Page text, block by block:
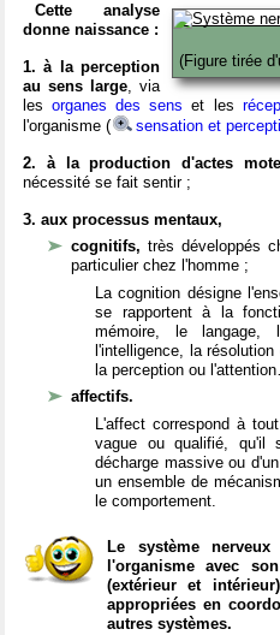
(Figure tirée
Cette analyse
donne naissance :
1. à la perception
au sens large, via
lesorganes des sens et les
l'organisme (
sensation et
2. à la production d'actes
nécessité se fait sentir ;
3. aux processus mentaux,
cognitifs,très développés
particulier chez l'homme ;
La cognition désigne
se rapportent à la
mémoire, le langage,
l'intelligence, la
la perception ou
affectifs.
L'affect correspond à
vague ou qualifié, qu'il
décharge massive ou
un ensemble de
le comportement.
Le système
l'organisme avec
(extérieur et
appropriées en
autres systèmes.